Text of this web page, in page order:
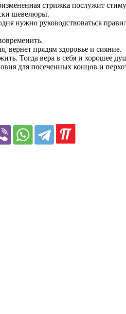
стрижка послужит
шевелюры.
нужно руководствоваться
вернет прядям здоровье и сияние.
Тогда вера в себя и хорошее
для посеченных концов и